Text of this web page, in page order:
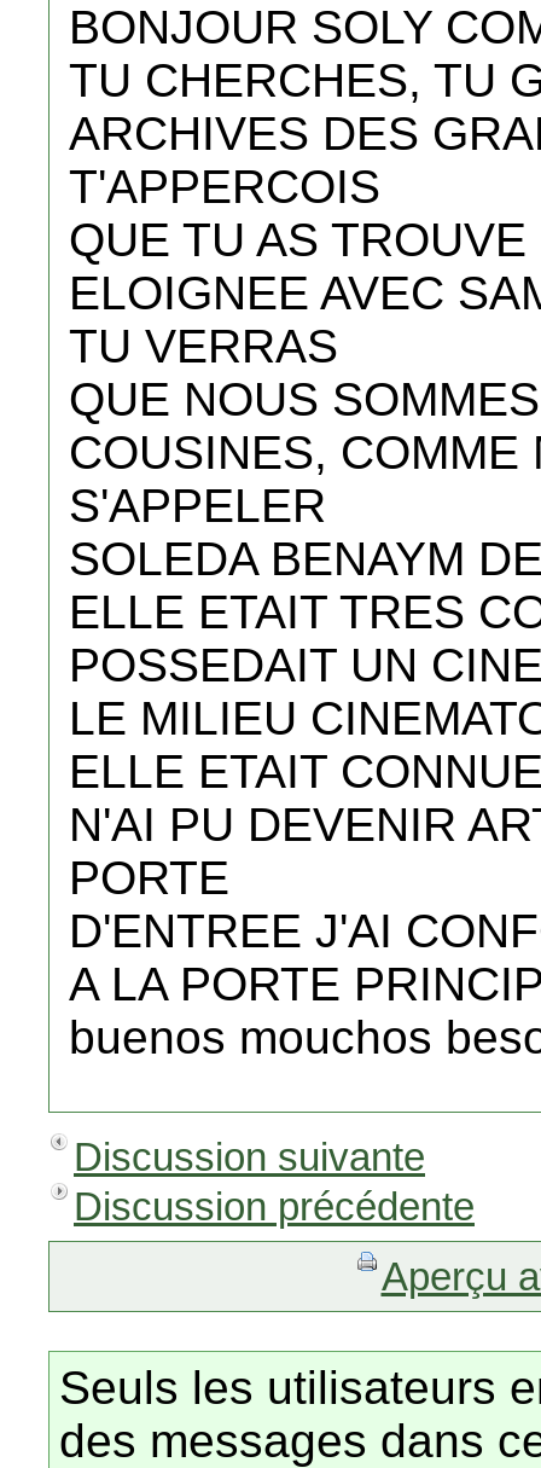
BONJOUR SOLY
TU CHERCHES, TU
ARCHIVES DES
T'APPERCOIS
QUE TU AS
ELOIGNEE AVEC
TU VERRAS
QUE NOUS
COUSINES, COMME
S'APPELER
SOLEDA BENAYM
ELLE ETAIT TRES
POSSEDAIT UN
LE MILIEU
ELLE ETAIT
N'AI PU DEVENIR
PORTE
D'ENTREE J'AI
A LA PORTE
buenos mouchos
Discussion suivante
Discussion précédente
Aperçu
Seuls les utilisateurs
des messages dans